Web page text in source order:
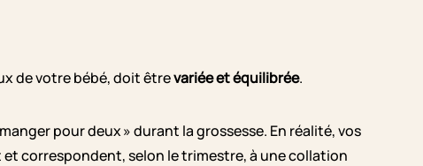
de votre bébé, doit êtrevariée et équilibrée.
pour deux » durant la grossesse. En réalité, vos
correspondent, selon le trimestre, à une collation